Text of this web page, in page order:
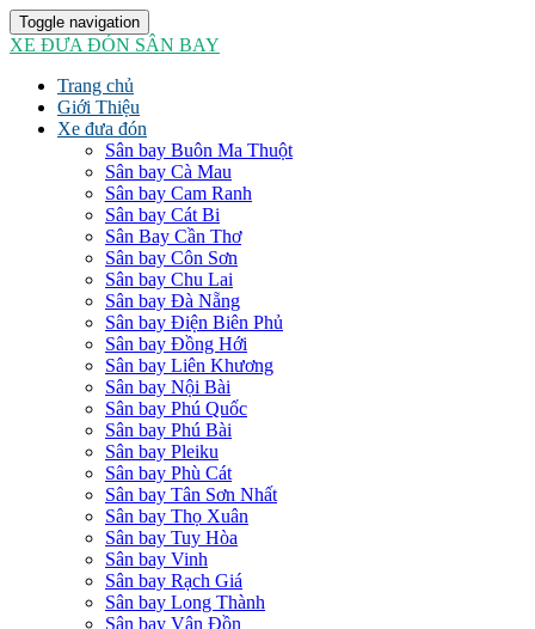
Toggle navigation
XE ĐƯA ĐÓN SÂN BAY
Trang chủ
Giới Thiệu
Xe đưa đón
Sân bay Buôn Ma Thuột
Sân bay Cà Mau
Sân bay Cam Ranh
Sân bay Cát Bi
Sân Bay Cần Thơ
Sân bay Côn Sơn
Sân bay Chu Lai
Sân bay Đà Nẵng
Sân bay Điện Biên Phủ
Sân bay Đồng Hới
Sân bay Liên Khương
Sân bay Nội Bài
Sân bay Phú Quốc
Sân bay Phú Bài
Sân bay Pleiku
Sân bay Phù Cát
Sân bay Tân Sơn Nhất
Sân bay Thọ Xuân
Sân bay Tuy Hòa
Sân bay Vinh
Sân bay Rạch Giá
Sân bay Long Thành
Sân bay Vân Đồn